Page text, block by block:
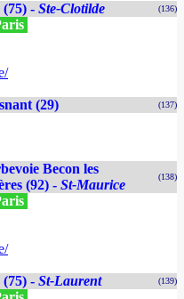
- Ste-Clotilde (136)
(29) (137)
Becon les
(92) - St-Maurice
(138)
- St-Laurent (139)